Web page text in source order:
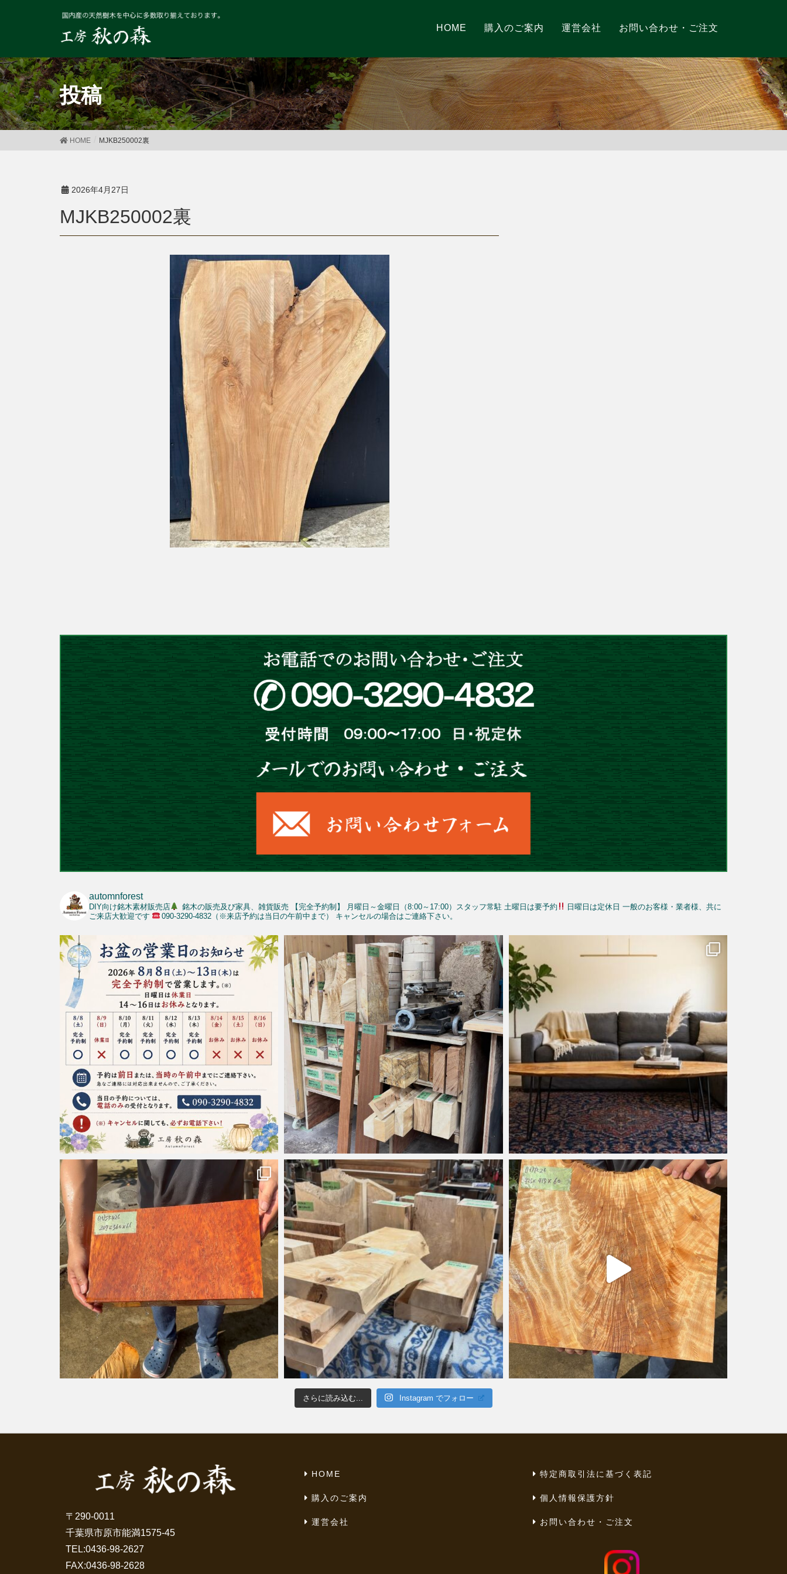
HOME 購入のご案内 運営会社 お問い合わせ・ご注文
投稿
HOME MJKB250002裏
2026年4月27日
MJKB250002裏
automnforest
DIY向け銘木素材販売店 銘木の販売及び家具、雑貨販売 【完全予約制】 月曜日～金曜日（8:00～17:00）スタッフ常駐 土曜日は要予約 日曜日は定休日 一般のお客様・業者様、共に
ご来店大歓迎です
090-3290-4832（※来店予約は当日の午前中まで） キャンセルの場合はご連絡下さい。
さらに読み込む... Instagram でフォロー
〒290-0011
千葉県市原市能満1575-45
TEL:0436-98-2627
FAX:0436-98-2628
HOME
購入のご案内
運営会社
特定商取引法に基づく表記
個人情報保護方針
お問い合わせ・ご注文